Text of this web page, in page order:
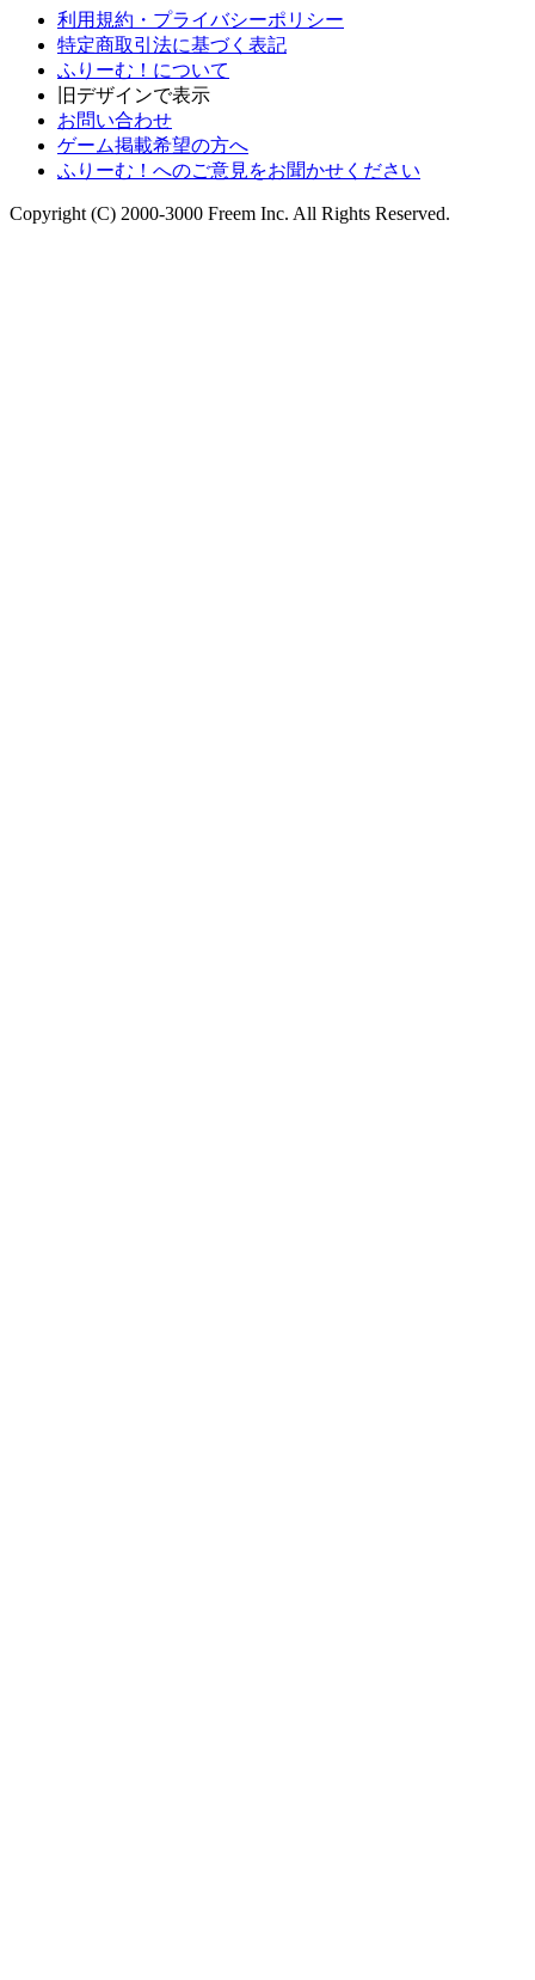
利用規約・プライバシーポリシー
特定商取引法に基づく表記
ふりーむ！について
旧デザインで表示
お問い合わせ
ゲーム掲載希望の方へ
ふりーむ！へのご意見をお聞かせください
Copyright (C) 2000-3000 Freem Inc. All Rights Reserved.